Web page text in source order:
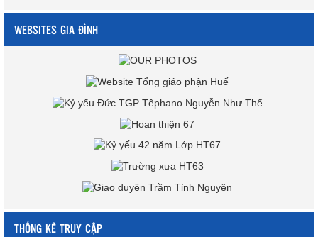
WEBSITES GIA ĐÌNH
THỐNG KÊ TRUY CẬP